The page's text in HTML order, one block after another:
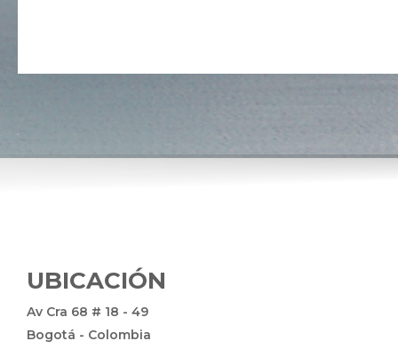
UBICACIÓN
Av Cra 68 # 18 - 49
Bogotá - Colombia